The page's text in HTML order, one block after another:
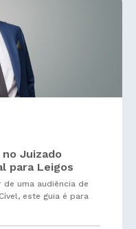
Juizado
para Leigos
uma audiência de
este guia é para